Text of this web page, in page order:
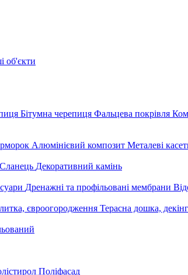
об'єкти
Бітумна черепиця Фальцева покрівля
Алюмінієвий композит Металеві
Сланець Декоративний камінь
Дренажні та профільовані мембрани
євроогородження Терасна дошка, декінг
Поліфасад